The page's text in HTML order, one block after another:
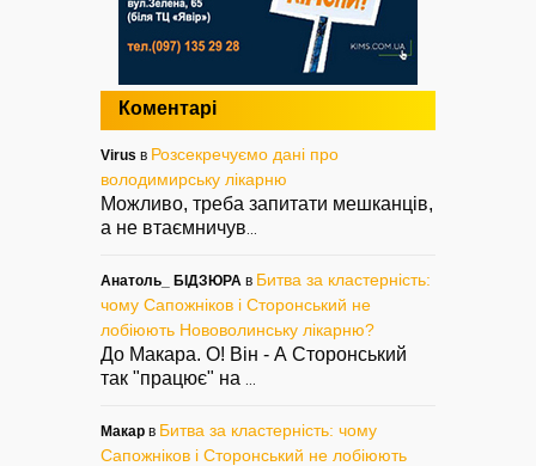
Коментарі
Virus в Розсекречуємо дані про
володимирську лікарню
Можливо, треба запитати мешканців,
а не втаємничув
Анатоль_ БІДЗЮРА в Битва за кластерність:
чому Сапожніков і Сторонський не
лобіюють Нововолинську лікарню?
До Макара. О! Він - А Сторонський
так "працює" на
Макар в Битва за кластерність: чому
Сапожніков і Сторонський не лобіюють